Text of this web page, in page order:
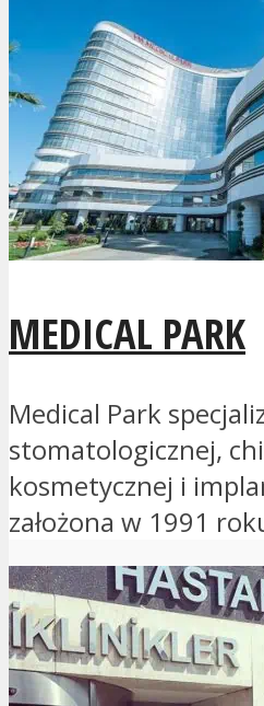
MEDICAL PARK
Medical Park
stomatologicznej,
kosmetycznej i
założona w 1991